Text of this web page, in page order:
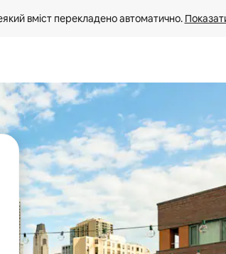
вміст перекладено автоматично.